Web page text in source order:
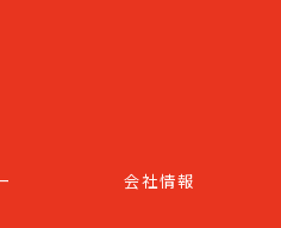
会社情報